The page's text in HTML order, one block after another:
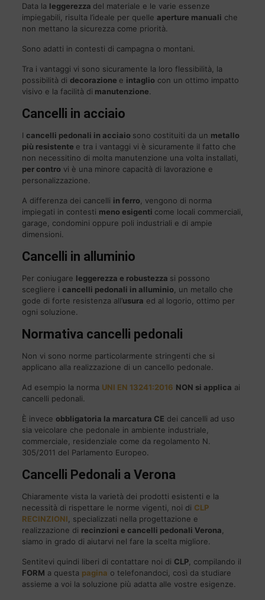
Data la leggerezza del materiale e le varie essenze
impiegabili, risulta l’ideale per quelle aperture manuali che
non mettano la sicurezza come priorità.
Sono adatti in contesti di campagna o montani.
Tra i vantaggi vi sono sicuramente la loro flessibilità, la
possibilità di decorazione e intagliocon un ottimo impatto
visivo e la facilità di manutenzione
Cancelli in acciaio
I cancelli pedonali in acciaio sono costituiti da un metallo
più resistente e tra i vantaggi vi è sicuramente il fatto che
non necessitino di molta manutenzione una volta installati,
per controvi è una minore capacità di lavorazione e
personalizzazione.
A differenza dei cancelli in ferro, vengono di norma
impiegati in contesti meno esigenti come locali commerciali,
garage, condomini oppure poli industriali e di ampie
dimensioni.
Cancelli in alluminio
Per coniugare leggerezza e robustezza si possono
scegliere i cancelli pedonali in alluminio, un metallo che
gode di forte resistenza all’usura ed al logorio, ottimo per
ogni soluzione.
Normativa cancelli pedonali
Non vi sono norme particolarmente stringenti che si
applicano alla realizzazione di un cancello pedonale.
Ad esempio la norma UNI EN 13241:2016 NON si applica ai
cancelli pedonali.
È invece obbligatoria la marcatura CE dei cancelli ad uso
sia veicolare che pedonale in ambiente industriale,
commerciale, residenziale come da regolamento N.
305/2011 del Parlamento Europeo.
Cancelli Pedonali a Verona
Chiaramente vista la varietà dei prodotti esistenti e la
necessità di rispettare le norme vigenti, noi di CLP
RECINZIONI , specializzati nella progettazione e
realizzazione di recinzioni e cancelli pedonali Verona
siamo in grado di aiutarvi nel fare la scelta migliore.
Sentitevi quindi liberi di contattare noi di CLP, compilando il
FORM a questa pagina o telefonandoci, così da studiare
assieme a voi la soluzione più adatta alle vostre esigenze.